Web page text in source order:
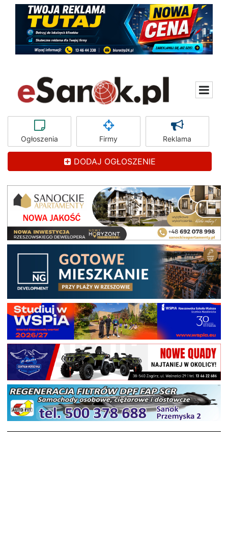
Ogłoszenia Firmy Reklama
DODAJ OGŁOSZENIE